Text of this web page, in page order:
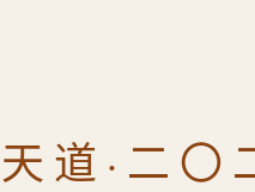
天道·二〇